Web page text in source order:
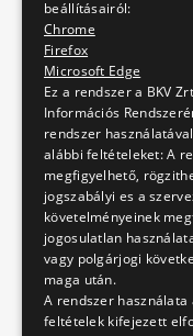
beállításairól:
Chrome
Firefox
Microsoft Edge
Ez a rendszer a BKV
Információs
rendszer
alábbi feltételeket: A
megfigyelhető,
jogszabályi es a
követelményeinek
jogosulatlan
vagy polgárjogi
maga után.
A rendszer
feltételek kifejezett